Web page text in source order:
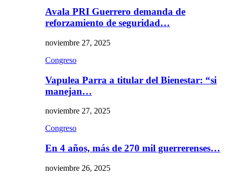
Avala PRI Guerrero demanda de
reforzamiento de seguridad…
noviembre 27, 2025
Congreso
Vapulea Parra a titular del Bienestar: “si
manejan…
noviembre 27, 2025
Congreso
En 4 años, más de 270 mil guerrerenses…
noviembre 26, 2025